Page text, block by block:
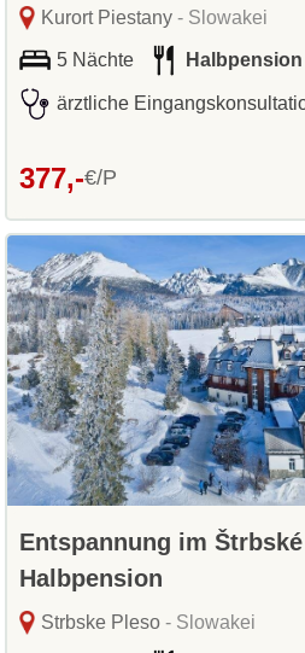
Kurort Piestany- Slowakei
5 Nächte Halbpension
ärztliche
377,-€/P
Entspannung im
Halbpension
Strbske Pleso- Slowakei